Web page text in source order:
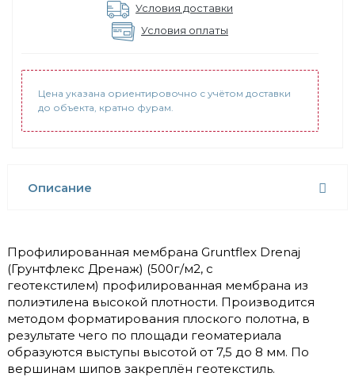
Условия доставки
Условия оплаты
Цена указана ориентировочно с учётом доставки
до объекта, кратно фурам.
Описание
Профилированная мембрана Gruntflex Drenaj
(Грунтфлекс Дренаж) (500г/м2, c
геотекстилем) профилированная мембрана из
полиэтилена высокой плотности. Производится
методом форматирования плоского полотна, в
результате чего по площади геоматериала
образуются выступы высотой от 7,5 до 8 мм. По
вершинам шипов закреплён геотекстиль.